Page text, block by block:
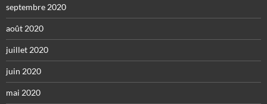
septembre 2020
août 2020
juillet 2020
juin 2020
mai 2020